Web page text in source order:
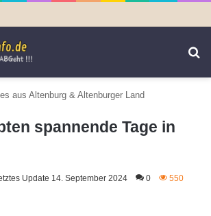
aus Altenburg & Altenburger Land
spannende Tage in
Update 14. September 2024 0 550